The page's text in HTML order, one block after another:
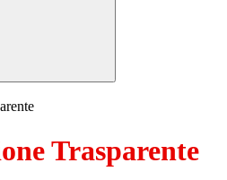
Trasparente